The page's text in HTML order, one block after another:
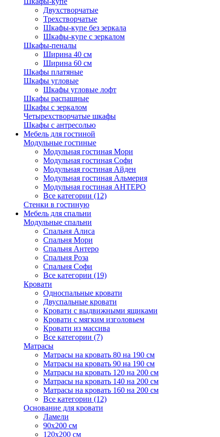
Двухстворчатые
Трехстворчатые
Шкафы-купе без зеркала
Шкафы-купе с зеркалом
Шкафы-пеналы
Ширина 40 см
Ширина 60 см
Шкафы платяные
Шкафы угловые
Шкафы угловые лофт
Шкафы распашные
Шкафы с зеркалом
Четырехстворчатые шкафы
Шкафы с антресолью
Мебель для гостиной
Модульные гостиные
Модульная гостиная Мори
Модульная гостиная Софи
Модульная гостиная Айден
Модульная гостиная Альмерия
Модульная гостиная АНТЕРО
Все категории (12)
Стенки в гостиную
Мебель для спальни
Модульные спальни
Спальня Алиса
Спальня Мори
Спальня Антеро
Спальня Роза
Спальня Софи
Все категории (19)
Кровати
Односпальные кровати
Двуспальные кровати
Кровати с выдвижными ящиками
Кровати с мягким изголовьем
Кровати из массива
Все категории (7)
Матрасы
Матрасы на кровать 80 на 190 см
Матрасы на кровать 90 на 190 см
Матрасы на кровать 120 на 200 см
Матрасы на кровать 140 на 200 см
Матрасы на кровать 160 на 200 см
Все категории (12)
Основание для кровати
Ламели
90х200 см
120х200 см